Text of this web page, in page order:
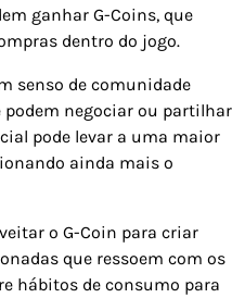
ganhar G-Coins, que
dentro do jogo.
senso de comunidade
podem negociar ou partilhar
pode levar a uma maior
ainda mais o
o G-Coin para criar
que ressoem com os
hábitos de consumo para